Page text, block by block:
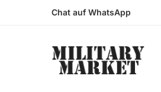
Chat auf WhatsApp